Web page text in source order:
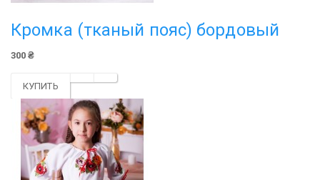
Кромка (тканый пояс) бордовый
300 ₴
КУПИТЬ